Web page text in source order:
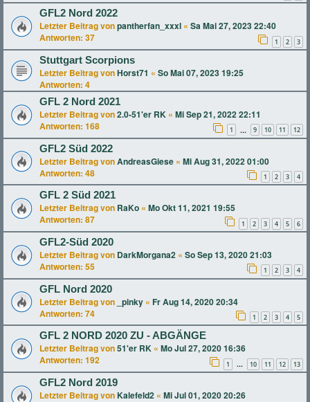
GFL2 Nord 2022
Letzter Beitrag vonpantherfan_xxxl « Sa Mai 27, 2023 22:40
Antworten: 37 1 2 3
Stuttgart Scorpions
Letzter Beitrag vonHorst71 « So Mai 07, 2023 19:25
Antworten: 4
GFL 2 Nord 2021
Letzter Beitrag von2.0-51'er RK « Mi Sep 21, 2022 22:11
Antworten: 168 1 … 9 10 11 12
GFL2 Süd 2022
Letzter Beitrag vonAndreasGiese « Mi Aug 31, 2022 01:00
Antworten: 48 1 2 3 4
GFL 2 Süd 2021
Letzter Beitrag von RaKo « Mo Okt 11, 2021 19:55
Antworten: 87 1 2 3 4 5 6
GFL2-Süd 2020
Letzter Beitrag von DarkMorgana2 « So Sep 13, 2020 21:03
Antworten: 55 1 2 3 4
GFL Nord 2020
Letzter Beitrag von _pinky « Fr Aug 14, 2020 20:34
Antworten: 74 1 2 3 4 5
GFL 2 NORD 2020 ZU - ABGÄNGE
Letzter Beitrag von51'er RK « Mo Jul 27, 2020 16:36
Antworten: 192 1 … 10 11 12 13
GFL2 Nord 2019
Letzter Beitrag von Kalefeld2 « Mi Jul 01, 2020 20:26